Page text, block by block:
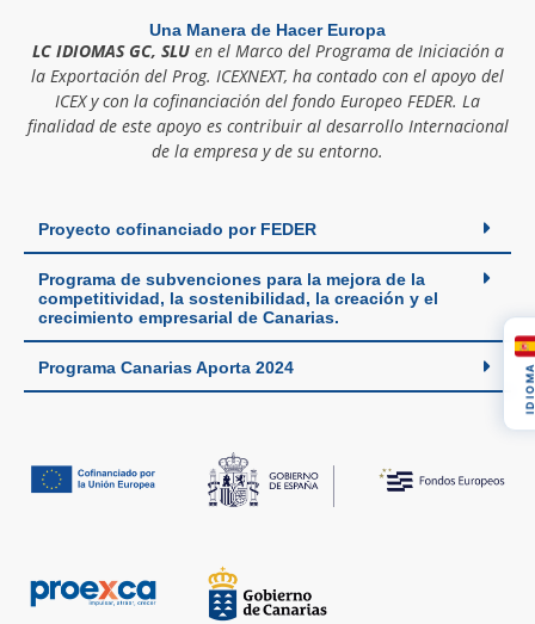
Una Manera de Hacer Europa
LC IDIOMAS GC, SLUen el Marco del Programa de Iniciación a
la Exportación del Prog. ICEXNEXT, ha contado con el apoyo del
ICEX y con la cofinanciación del fondo Europeo FEDER. La
finalidad de este apoyo es contribuir al desarrollo Internacional
de la empresa y de su entorno.
Proyecto cofinanciado por FEDER
Programa de subvenciones para la mejora de la
competitividad, la sostenibilidad, la creación y el
crecimiento empresarial de Canarias.
Programa Canarias Aporta 2024 IDIOMA